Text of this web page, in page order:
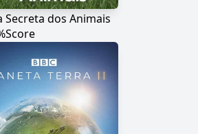
Secreta dos Animais
Score